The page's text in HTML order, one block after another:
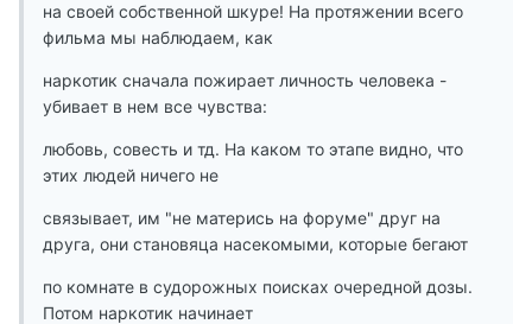
на своей собственной шкуре! На протяжении всего
фильма мы наблюдаем, как
наркотик сначала пожирает личность человека -
убивает в нем все чувства:
любовь, совесть и тд. На каком то этапе видно, что
этих людей ничего не
связывает, им "не матерись на форуме" друг на
друга, они становяца насекомыми, которые бегают
по комнате в судорожных поисках очередной дозы.
Потом наркотик начинает